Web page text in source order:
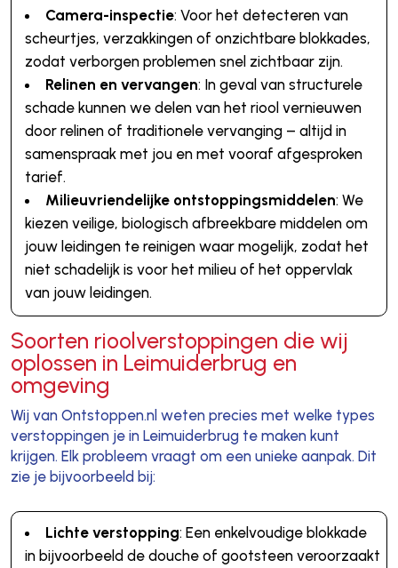
Camera-inspectie: Voor het detecteren van
scheurtjes, verzakkingen of onzichtbare blokkades,
zodat verborgen problemen snel zichtbaar zijn.
Relinen en vervangen: In geval van structurele
schade kunnen we delen van het riool vernieuwen
door relinen of traditionele vervanging – altijd in
samenspraak met jou en met vooraf afgesproken
tarief.
Milieuvriendelijke ontstoppingsmiddelen: We
kiezen veilige, biologisch afbreekbare middelen om
jouw leidingen te reinigen waar mogelijk, zodat het
niet schadelijk is voor het milieu of het oppervlak
van jouw leidingen.
Soorten rioolverstoppingen die wij
oplossen in Leimuiderbrug en
omgeving
Wij van Ontstoppen.nl weten precies met welke types
verstoppingen je in Leimuiderbrug te maken kunt
krijgen. Elk probleem vraagt om een unieke aanpak. Dit
zie je bijvoorbeeld bij:
Lichte verstopping: Een enkelvoudige blokkade
in bijvoorbeeld de douche of gootsteen veroorzaakt